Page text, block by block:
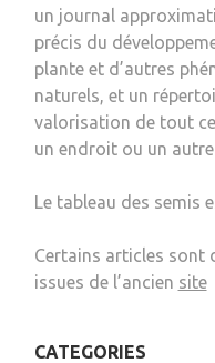
un journal
précis du
plante et d’autres
naturels, et un
valorisation de tout
un endroit ou un autre
Le tableau des semis
Certains articles sont
issues de l’ancien site
CATEGORIES